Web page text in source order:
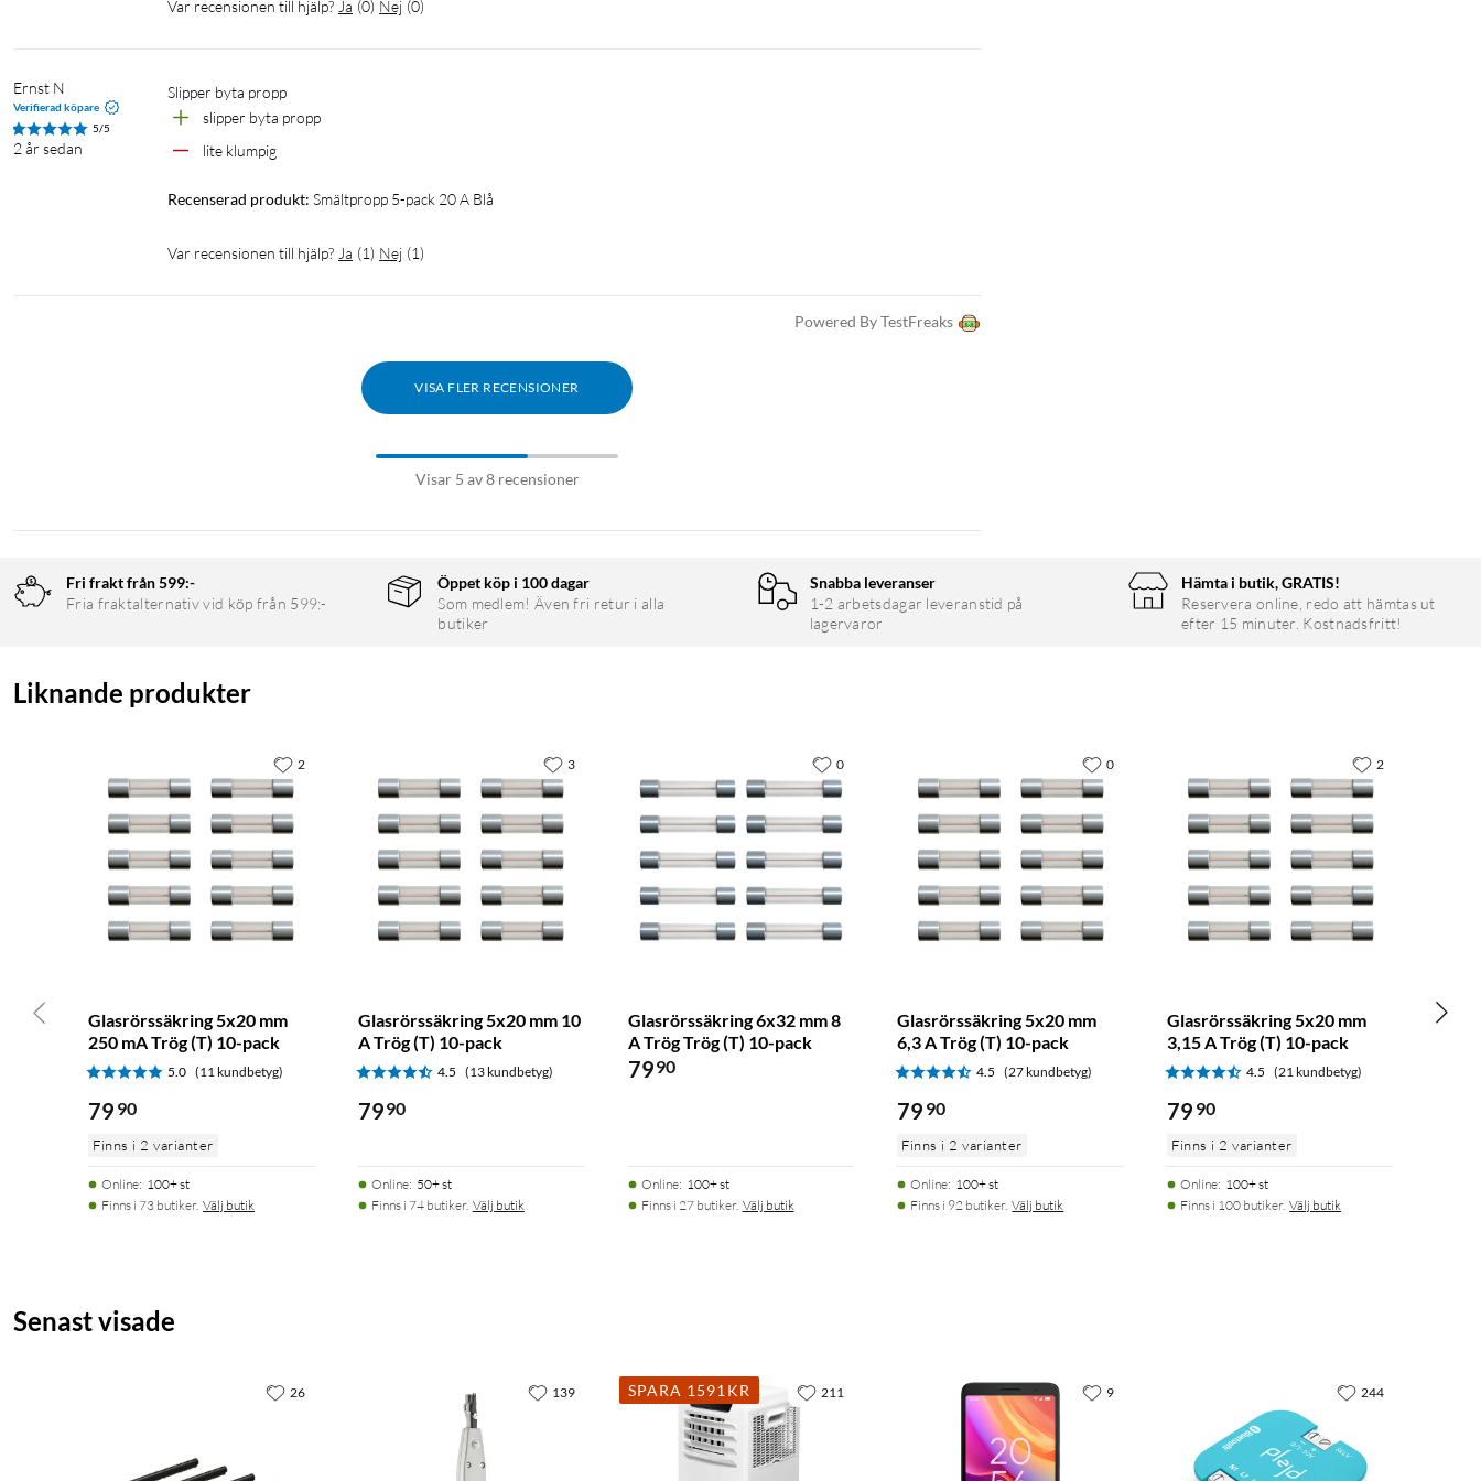
Var recensionen till hjälp? Ja (0) Nej (0)
Ernst N
Verifierad köpare
5/5
2 år sedan
slipper byta propp
slipper byta propp
lite klumpig
Recenserad produkt: Smältpropp 5-pack 20 A Blå
Var recensionen till hjälp? Ja (1) Nej (1)
Powered By TestFreaks
VISA FLER RECENSIONER
Visar 5 av 8 recensioner
Fri frakt från 599:-
Fria fraktalternativ vid köp från 599:-
Öppet köp i 100 dagar
Som medlem! Även fri retur i alla
butiker
Snabba leveranser
1-2 arbetsdagar leveranstid på
lagervaror
Hämta i butik, GRATIS!
Reservera online, redo att hämtas ut
efter 15 minuter. Kostnadsfritt!
Liknande produkter
Glasrörssäkring 5x20 mm
250 mA Trög (T) 10-pack
5.0 (11 kundbetyg)
79 90
Finns i 2 varianter
Online: 100+ st
Finns i 73 butiker. Välj butik
2
Glasrörssäkring 5x20 mm 10
A Trög (T) 10-pack
4.5 (13 kundbetyg)
7990
Online: 50+ st
Finns i 74 butiker. Välj butik
3
Glasrörssäkring 6x32 mm 8
A Trög Trög (T) 10-pack
7990
Online: 100+ st
Finns i 27 butiker. Välj butik
0
Glasrörssäkring 5x20 mm
6,3 A Trög (T) 10-pack
4.5 (27 kundbetyg)
79 90
Finns i 2 varianter
Online: 100+ st
Finns i 92 butiker. Välj butik
0
Glasrörssäkring 5x20 mm
3,15 A Trög (T) 10-pack
4.5 (21 kundbetyg)
79 90
Finns i 2 varianter
Online: 100+ st
Finns i 100 butiker. Välj butik
2
Senast visade
26 139 SPARA 1591KR 211 9 244